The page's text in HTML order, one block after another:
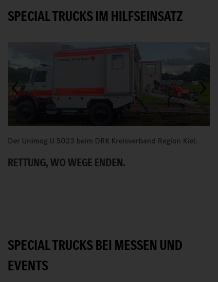
SPECIAL TRUCKS IM HILFSEINSATZ
Der Unimog U 5023 beim DRK Kreisverband Region Kiel.
RETTUNG, WO WEGE ENDEN.
SPECIAL TRUCKS BEI MESSEN UND
EVENTS